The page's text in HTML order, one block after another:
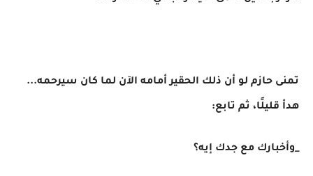
تمنى حازم لو أن ذلك الحقير أمامه الآن لما كان سيرحمه...
هدأ قليلًا، ثم تابع:
_وأخبارك مع جدك إيه؟